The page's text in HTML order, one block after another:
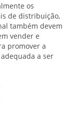
os
de distribuição,
também devem
vender e
promover a
a ser